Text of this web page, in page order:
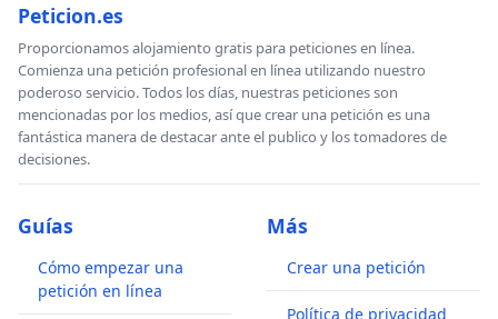
Peticion.es
Proporcionamos alojamiento gratis para peticiones en línea.
Comienza una petición profesional en línea utilizando nuestro
poderoso servicio. Todos los días, nuestras peticiones son
mencionadas por los medios, así que crear una petición es una
fantástica manera de destacar ante el publico y los tomadores de
decisiones.
Guías
Cómo empezar una
petición en línea
Más
Crear una petición
Política de privacidad